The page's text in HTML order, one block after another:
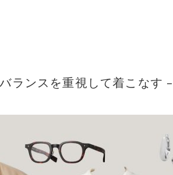
ランスを重視して着こなす